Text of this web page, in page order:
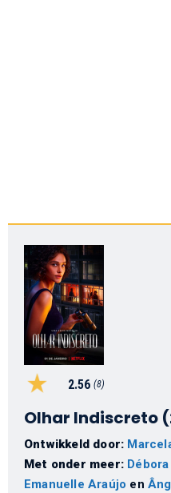
2.56 (8)
Olhar Indiscreto
Ontwikkeld door:
Met onder meer:
Emanuelle Araújo en